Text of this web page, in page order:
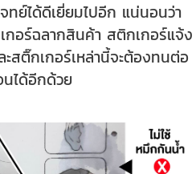
จทย์ได้ดีเยี่ยมไปอีก แน่นอนว่า
กอร์ฉลากสินค้า สติกเกอร์แจ้ง
สติ๊กเกอร์เหล่านี้จะต้องทนต่อ
นได้อีกด้วย